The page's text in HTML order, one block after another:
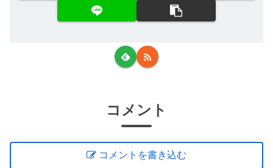
コメント
コメントを書き込む